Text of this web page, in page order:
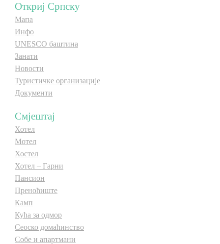
Откриј Српску
Откриј Српску
Мапа
Инфо
UNESCO баштина
Занати
Новости
Туристичке организације
Документи
Смјештај
Хотел
Мотел
Хостел
Хотел – Гарни
Пансион
Преноћиште
Камп
Кућа за одмор
Сеоско домаћинство
Собе и апартмани